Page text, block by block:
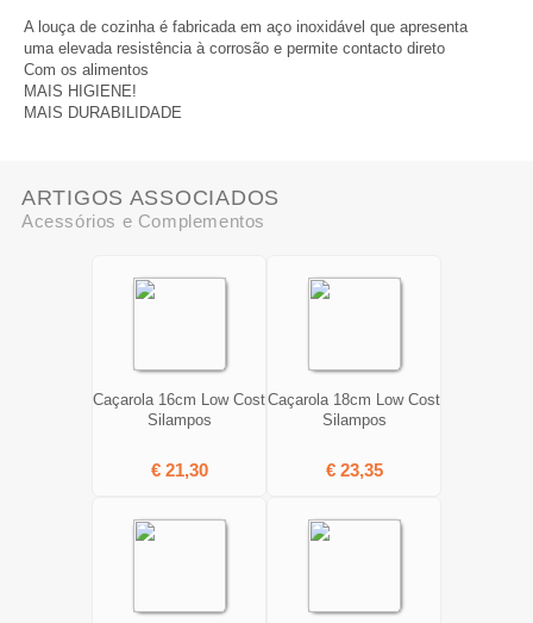
A louça de cozinha é fabricada em aço inoxidável que apresenta
uma elevada resistência à corrosão e permite contacto direto
Com os alimentos
MAIS HIGIENE!
MAIS DURABILIDADE
ARTIGOS ASSOCIADOS
Acessórios e Complementos
Caçarola 16cm Low Cost
Silampos
€ 21,30
Caçarola 18cm Low Cost
Silampos
€ 23,35